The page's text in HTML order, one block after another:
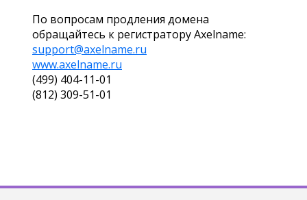
По вопросам продления домена
обращайтесь к регистратору Axelname:
support@axelname.ru
www.axelname.ru
(499) 404-11-01
(812) 309-51-01